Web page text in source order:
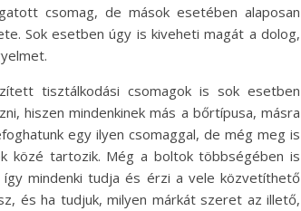
csomag, de mások esetében alaposan
Sok esetben úgy is kiveheti magát a dolog,
tisztálkodási csomagok is sok esetben
hiszen mindenkinek más a bőrtípusa, másra
egy ilyen csomaggal, de még meg is
közé tartozik. Még a boltok többségében is
így mindenki tudja és érzi a vele közvetíthető
és ha tudjuk, milyen márkát szeret az illető,